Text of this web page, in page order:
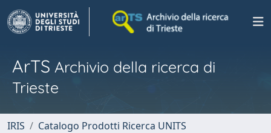
ArTS Archivio della ricerca di
Trieste
IRIS
Catalogo Prodotti Ricerca UNITS